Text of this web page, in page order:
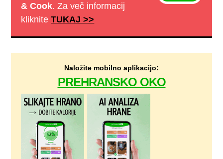
& Cook. Za več informacij
klikniteTUKAJ >>
Naložite mobilno aplikacijo:
PREHRANSKO OKO